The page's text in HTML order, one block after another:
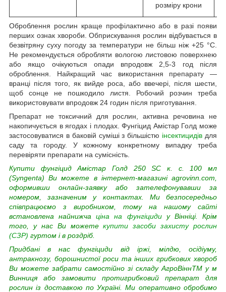
розміру крони
Оброблення рослин краще профілактично або в разі появи
перших ознак хвороби. Обприскування рослин відбувається в
безвітряну суху погоду за температури не більш ніж +25 °C.
Не рекомендується обробляти вологою листовою поверхнею
або якщо очікуються опади впродовж 2,5-3 год після
оброблення. Найкращий час використання препарату —
вранці після того, як вийде роса, або ввечері, після шести,
щоб сонце не пошкодило листя. Робочий розчин треба
використовувати впродовж 24 годин після приготування.
Препарат не токсичний для рослин, активна речовина не
накопичується в ягодах і плодах. Фунгіцид Амістар Голд може
застосовуватися в баковій суміші з більшістю інсектицидів для
саду та городу. У кожному конкретному випадку треба
перевіряти препарати на сумісність.
Купити фунгіцид Амістар Голд 250 SC к. с. 100 мл
(Syngenta) Ви можете в інтернет-магазині agrovinn.com,
оформивши онлайн-заявку або зателефонувавши за
номером, зазначеним у контактах. Ми безпосередньо
співпрацюємо з виробником, тому на нашому сайті
встановлена найнижчаціна на фунгіциди у Вінніці. Крім
того, у нас Ви можетекупити засоби захисту рослин
(СЗР) гуртом і в роздріб.
Придбані в нас фунгіциди від іржі, мілдю, осідіуму,
антракнозу, борошнистої роси та інших грибкових хвороб
Ви можете забрати самостійно зі складу АгроВіннTM у м
Винниця або замовити протигрибковий препарат для
рослин із доставкою по Україні. Ми оперативно обробимо